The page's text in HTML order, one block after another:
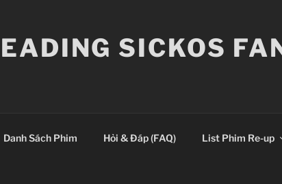
SICKOS
Danh Sách Phim Hỏi & Đáp (FAQ) List Phim Re-up